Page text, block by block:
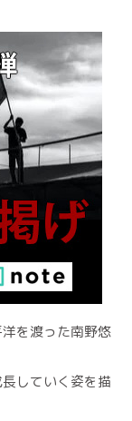
を渡った南野悠
していく姿を描